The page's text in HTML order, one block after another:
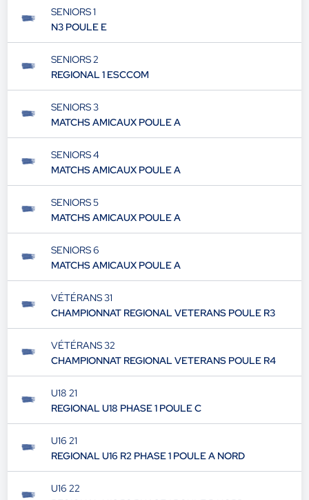
SENIORS 1
N3 POULE E
SENIORS 2
REGIONAL 1 ESCCOM
SENIORS 3
MATCHS AMICAUX POULE A
SENIORS 4
MATCHS AMICAUX POULE A
SENIORS 5
MATCHS AMICAUX POULE A
SENIORS 6
MATCHS AMICAUX POULE A
VÉTÉRANS 31
CHAMPIONNAT REGIONAL VETERANS POULE R3
VÉTÉRANS 32
CHAMPIONNAT REGIONAL VETERANS POULE R4
U18 21
REGIONAL U18 PHASE 1 POULE C
U16 21
REGIONAL U16 R2 PHASE 1 POULE A NORD
U16 22